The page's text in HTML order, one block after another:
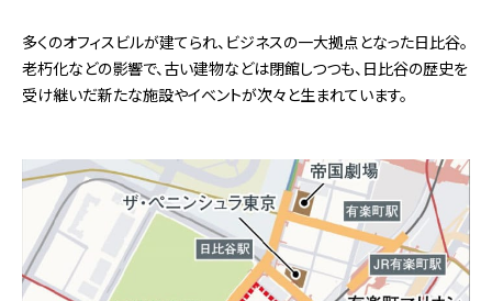
多くのオフィスビルが建てられ、ビジネスの一大拠点となった日比谷。
老朽化などの影響で、古い建物などは閉館しつつも、日比谷の歴史を
受け継いだ新たな施設やイベントが次々と生まれています。